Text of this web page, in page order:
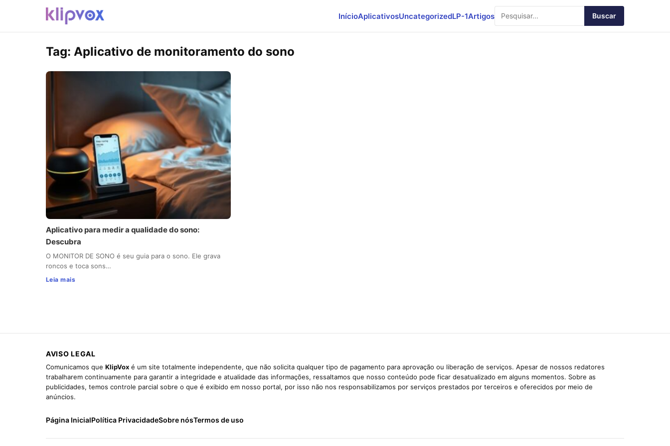
InícioAplicativosUncategorizedLP-1Artigos Buscar
Tag: Aplicativo de monitoramento do sono
Aplicativo para medir a qualidade do sono:
Descubra
O MONITOR DE SONO é seu guia para o sono. Ele grava
roncos e toca sons…
Leia mais
AVISO LEGAL
Comunicamos que KlipVox é um site totalmente independente, que não solicita qualquer tipo de pagamento para aprovação ou liberação de serviços. Apesar de nossos redatores
trabalharem continuamente para garantir a integridade e atualidade das informações, ressaltamos que nosso conteúdo pode ficar desatualizado em alguns momentos. Sobre as
publicidades, temos controle parcial sobre o que é exibido em nosso portal, por isso não nos responsabilizamos por serviços prestados por terceiros e oferecidos por meio de
anúncios.
Página InicialPolítica PrivacidadeSobre nósTermos de uso